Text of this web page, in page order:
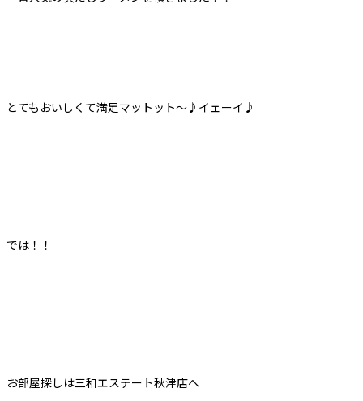
とてもおいしくて満足マットット～♪イェーイ♪
では！！
お部屋探しは三和エステート秋津店へ